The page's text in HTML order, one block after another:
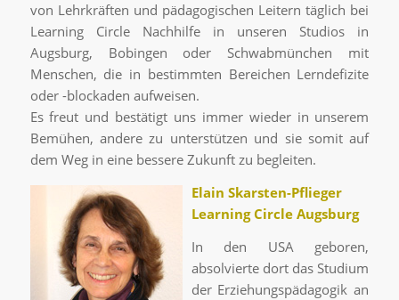
von Lehrkräften und pädagogischen Leitern täglich bei
Learning Circle Nachhilfe in unseren Studios in
Augsburg, Bobingen oder Schwabmünchen mit
Menschen, die in bestimmten Bereichen Lerndefizite
oder -blockaden aufweisen.
Es freut und bestätigt uns immer wieder in unserem
Bemühen, andere zu unterstützen und sie somit auf
dem Weg in eine bessere Zukunft zu begleiten.
Elain Skarsten-Pflieger
Learning Circle Augsburg
In den USA geboren,
absolvierte dort das Studium
der Erziehungspädagogik an